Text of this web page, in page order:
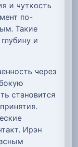
и чуткость
по-
Такие
и
через
становится
Ирэн